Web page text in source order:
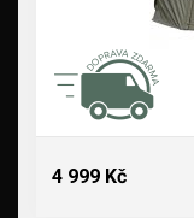
4 999 Kč